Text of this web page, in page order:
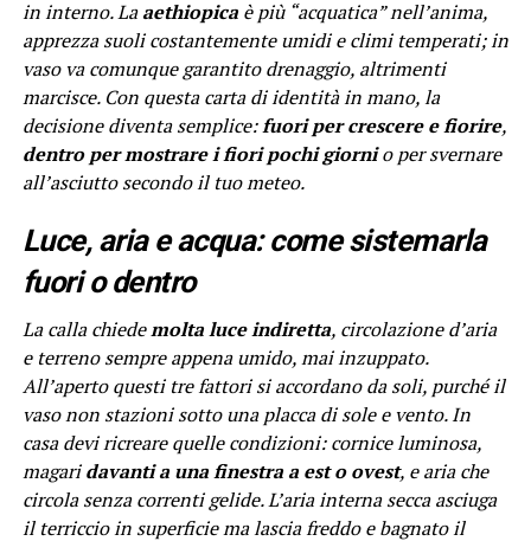
in interno. Laaethiopicaè più “acquatica” nell’anima,
apprezza suoli costantemente umidi e climi temperati; in
vaso va comunque garantito drenaggio, altrimenti
marcisce. Con questa carta di identità in mano, la
decisione diventa semplice:fuori per crescere e fiorire,
dentro per mostrare i fiori pochi giornio per svernare
all’asciutto secondo il tuo meteo.
Luce, aria e acqua: come sistemarla
fuori o dentro
La calla chiedemolta luce indiretta, circolazione d’aria
e terreno sempre appena umido, mai inzuppato.
All’aperto questi tre fattori si accordano da soli, purché il
vaso non stazioni sotto una placca di sole e vento. In
casa devi ricreare quelle condizioni: cornice luminosa,
magaridavanti a una finestra a est o ovest, e aria che
circola senza correnti gelide. L’aria interna secca asciuga
il terriccio in superficie ma lascia freddo e bagnato il